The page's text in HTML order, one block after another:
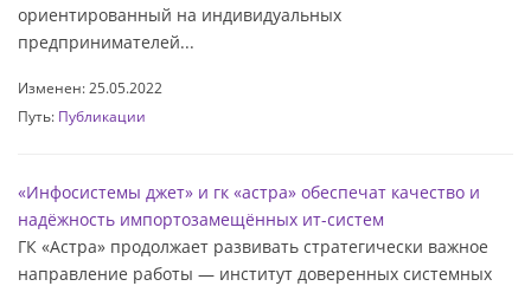
ориентированный на индивидуальных
предпринимателей...
Изменен: 25.05.2022
Путь: Публикации
«Инфосистемы джет» и гк «астра» обеспечат качество и
надёжность импортозамещённых ит-систем
ГК «Астра» продолжает развивать стратегически важное
направление работы — институт доверенных системных